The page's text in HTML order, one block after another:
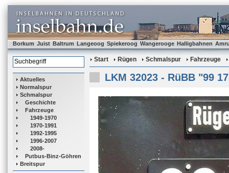
Borkum Juist Baltrum Langeoog Spiekeroog Wangerooge Halligbahnen
Aktuelles
Normalspur
Schmalspur
Geschichte
Fahrzeuge
1949-1970
1970-1991
1992-1995
1996-2007
2008-
Putbus-Binz-Göhren
Breitspur
Start Rügen Schmalspur Fahrzeuge
LKM 32023 - RüBB "99